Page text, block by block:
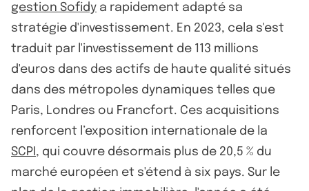
gestion Sofidy a rapidement adapté sa
stratégie d'investissement. En 2023, cela s'est
traduit par l'investissement de 113 millions
d'euros dans des actifs de haute qualité situés
dans des métropoles dynamiques telles que
Paris, Londres ou Francfort. Ces acquisitions
renforcent l’exposition internationale de la
SCPI , qui couvre désormais plus de 20,5 % du
marché européen et s'étend à six pays. Sur le